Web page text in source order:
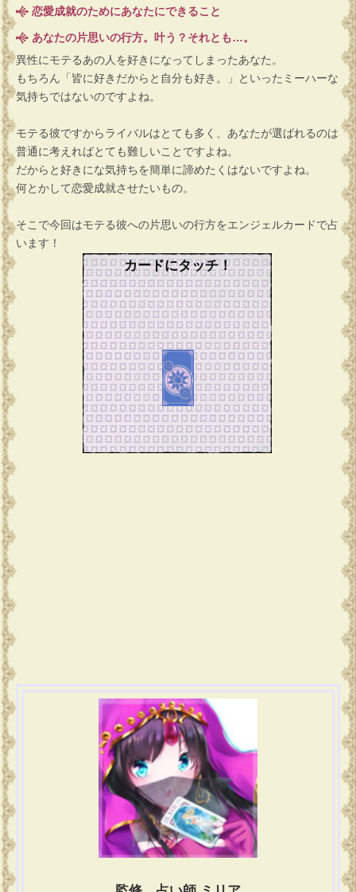
恋愛成就のためにあなたにできること
あなたの片思いの行方。叶う？それとも…。
異性にモテるあの人を好きになってしまったあなた。
もちろん「皆に好きだからと自分も好き。」といったミーハーな
気持ちではないのですよね。
モテる彼ですからライバルはとても多く、あなたが選ばれるのは
普通に考えればとても難しいことですよね。
だからと好きにな気持ちを簡単に諦めたくはないですよね。
何とかして恋愛成就させたいもの。
そこで今回はモテる彼への片思いの行方をエンジェルカードで占
います！
カードにタッチ！